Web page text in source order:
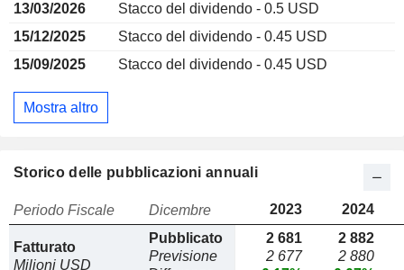
13/03/2026
Stacco del dividendo - 0.5 USD
15/12/2025
Stacco del dividendo - 0.45 USD
15/09/2025
Stacco del dividendo - 0.45 USD
Mostra altro
Storico delle pubblicazioni annuali
Periodo Fiscale Dicembre 2023 2024
Fatturato
Milioni USD
Pubblicato
Previsione
2 681
2 677
2 882
2 880